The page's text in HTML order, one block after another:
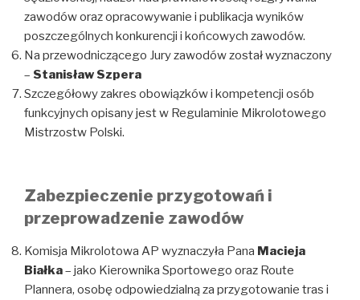
zawodów oraz opracowywanie i publikacja wyników
poszczególnych konkurencji i końcowych zawodów.
Na przewodniczącego Jury zawodów został wyznaczony
– Stanisław Szpera
Szczegółowy zakres obowiązków i kompetencji osób
funkcyjnych opisany jest w Regulaminie Mikrolotowego
Mistrzostw Polski.
Zabezpieczenie przygotowań i
przeprowadzenie zawodów
Komisja Mikrolotowa AP wyznaczyła Pana Macieja
Białka– jako Kierownika Sportowego oraz Route
Plannera, osobę odpowiedzialną za przygotowanie tras i